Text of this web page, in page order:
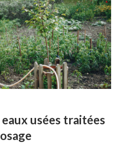
usées traitées